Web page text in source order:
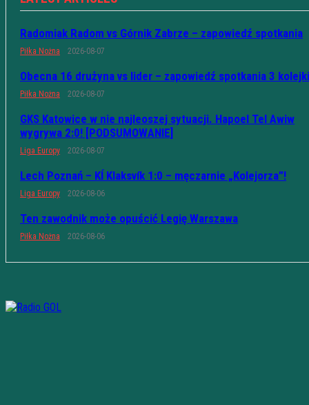
Radomiak Radom vs Górnik Zabrze – zapowiedź spotkania
Piłka Nożna 2026-08-07
Obecna 16 drużyna vs lider – zapowiedź spotkania 3 kolejki
Piłka Nożna 2026-08-07
GKS Katowice w nie najleoszej sytuacji. Hapoel Tel Awiw
wygrywa 2:0! [PODSUMOWANIE]
Liga Europy 2026-08-07
Lech Poznań – KÍ Klaksvík 1:0 – męczarnie „Kolejorza”!
Liga Europy 2026-08-06
Ten zawodnik może opuścić Legię Warszawa
Piłka Nożna 2026-08-06